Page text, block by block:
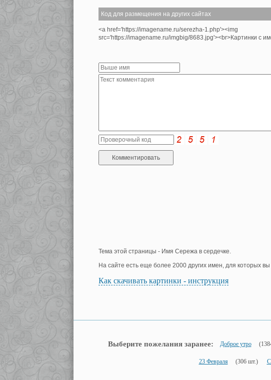
Код для размещения на других сайтах
<a href='https://imagename.ru/serezha-1.php'><img
src='https://imagename.ru/imgbig/8683.jpg'><br>Картинки с
Тема этой страницы - Имя Сережа в сердечке.
На сайте есть еще более 2000 других имен, для которых
Как скачивать картинки - инструкция
Выберите пожелания заранее: Доброе утро
23 Февраля (306 шт.)